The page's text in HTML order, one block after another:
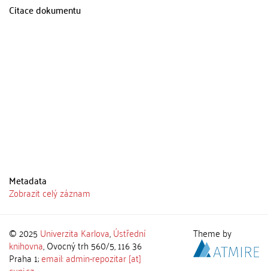
Citace dokumentu
Metadata
Zobrazit celý záznam
© 2025 Univerzita Karlova,Ústřední
knihovna, Ovocný trh 560/5, 116 36
Praha 1;email: admin-repozitar [at]
Theme by